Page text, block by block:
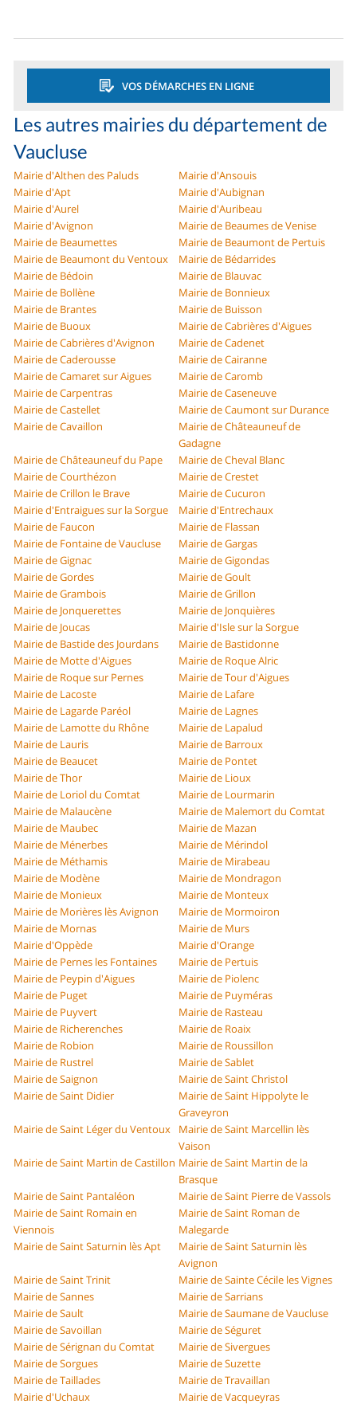
VOS DÉMARCHES EN LIGNE
Les autres mairies du département de
Vaucluse
Mairie d'Althen des Paluds
Mairie d'Ansouis
Mairie d'Apt
Mairie d'Aubignan
Mairie d'Aurel
Mairie d'Auribeau
Mairie d'Avignon
Mairie de Beaumes de Venise
Mairie de Beaumettes
Mairie de Beaumont de Pertuis
Mairie de Beaumont du Ventoux
Mairie de Bédarrides
Mairie de Bédoin
Mairie de Blauvac
Mairie de Bollène
Mairie de Bonnieux
Mairie de Brantes
Mairie de Buisson
Mairie de Buoux
Mairie de Cabrières d'Aigues
Mairie de Cabrières d'Avignon
Mairie de Cadenet
Mairie de Caderousse
Mairie de Cairanne
Mairie de Camaret sur Aigues
Mairie de Caromb
Mairie de Carpentras
Mairie de Caseneuve
Mairie de Castellet
Mairie de Caumont sur Durance
Mairie de Cavaillon
Mairie de Châteauneuf de
Gadagne
Mairie de Châteauneuf du Pape
Mairie de Cheval Blanc
Mairie de Courthézon
Mairie de Crestet
Mairie de Crillon le Brave
Mairie de Cucuron
Mairie d'Entraigues sur la Sorgue
Mairie d'Entrechaux
Mairie de Faucon
Mairie de Flassan
Mairie de Fontaine de Vaucluse
Mairie de Gargas
Mairie de Gignac
Mairie de Gigondas
Mairie de Gordes
Mairie de Goult
Mairie de Grambois
Mairie de Grillon
Mairie de Jonquerettes
Mairie de Jonquières
Mairie de Joucas
Mairie d'Isle sur la Sorgue
Mairie de Bastide des Jourdans
Mairie de Bastidonne
Mairie de Motte d'Aigues
Mairie de Roque Alric
Mairie de Roque sur Pernes
Mairie de Tour d'Aigues
Mairie de Lacoste
Mairie de Lafare
Mairie de Lagarde Paréol
Mairie de Lagnes
Mairie de Lamotte du Rhône
Mairie de Lapalud
Mairie de Lauris
Mairie de Barroux
Mairie de Beaucet
Mairie de Pontet
Mairie de Thor
Mairie de Lioux
Mairie de Loriol du Comtat
Mairie de Lourmarin
Mairie de Malaucène
Mairie de Malemort du Comtat
Mairie de Maubec
Mairie de Mazan
Mairie de Ménerbes
Mairie de Mérindol
Mairie de Méthamis
Mairie de Mirabeau
Mairie de Modène
Mairie de Mondragon
Mairie de Monieux
Mairie de Monteux
Mairie de Morières lès Avignon
Mairie de Mormoiron
Mairie de Mornas
Mairie de Murs
Mairie d'Oppède
Mairie d'Orange
Mairie de Pernes les Fontaines
Mairie de Pertuis
Mairie de Peypin d'Aigues
Mairie de Piolenc
Mairie de Puget
Mairie de Puyméras
Mairie de Puyvert
Mairie de Rasteau
Mairie de Richerenches
Mairie de Roaix
Mairie de Robion
Mairie de Roussillon
Mairie de Rustrel
Mairie de Sablet
Mairie de Saignon
Mairie de Saint Christol
Mairie de Saint Didier
Mairie de Saint Hippolyte le
Graveyron
Mairie de Saint Léger du Ventoux
Mairie de Saint Marcellin lès
Vaison
Mairie de Saint Martin de Castillon Mairie de Saint Martin de la
Brasque
Mairie de Saint Pantaléon
Mairie de Saint Pierre de Vassols
Mairie de Saint Romain en
Viennois
Mairie de Saint Roman de
Malegarde
Mairie de Saint Saturnin lès Apt
Mairie de Saint Saturnin lès
Avignon
Mairie de Saint Trinit
Mairie de Sainte Cécile les Vignes
Mairie de Sannes
Mairie de Sarrians
Mairie de Sault
Mairie de Saumane de Vaucluse
Mairie de Savoillan
Mairie de Séguret
Mairie de Sérignan du Comtat
Mairie de Sivergues
Mairie de Sorgues
Mairie de Suzette
Mairie de Taillades
Mairie de Travaillan
Mairie d'Uchaux
Mairie de Vacqueyras